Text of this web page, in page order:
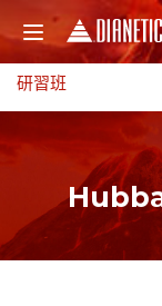
研習班